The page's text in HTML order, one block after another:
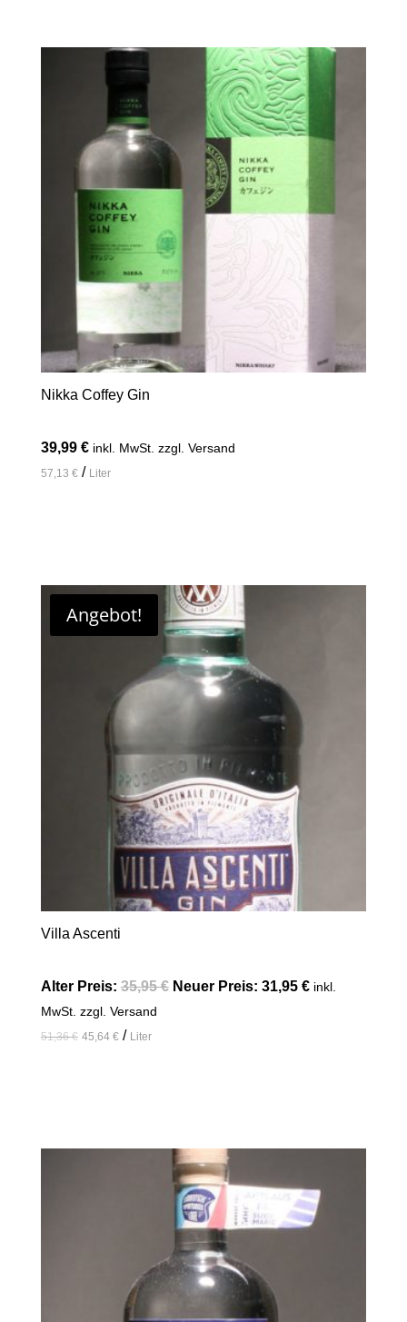
Nikka Coffey Gin
39,99 € inkl. MwSt. zzgl. Versand
57,13 €/ Liter
Angebot!
Villa Ascenti
Alter Preis: 35,95€ Neuer Preis: 31,95 € inkl.
MwSt. zzgl. Versand
51,36€ 45,64 €/ Liter